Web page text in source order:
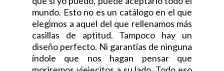
mundo. Esto no es un catálogo en el que
elegimos a aquel del que rellenamos más
casillas de aptitud. Tampoco hay un
diseño perfecto. Ni garantías de ninguna
índole que nos hagan pensar que